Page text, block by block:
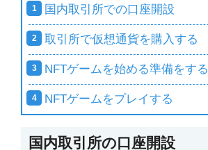
国内取引所での口座開設
取引所で仮想通貨を購入する
NFTゲームを始める準備をする
NFTゲームをプレイする
国内取引所の口座開設